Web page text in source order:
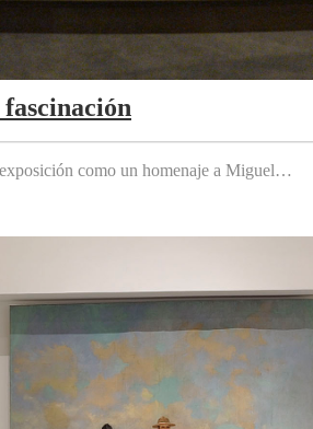
como un homenaje a Miguel…